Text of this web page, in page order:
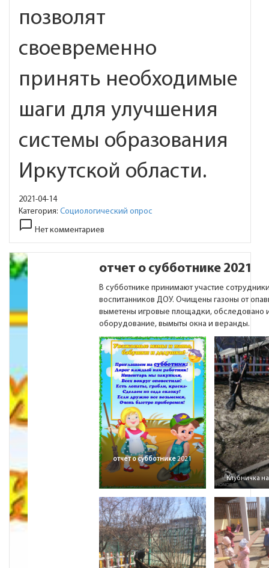
позволят
своевременно
принять необходимые
шаги для улучшения
системы образования
Иркутской области.
2021-04-14
Категория: Социологический опрос
chat_bubble_outline Нет комментариев
отчет о субботнике 2021
В субботнике принимают участие
воспитанников ДОУ. Очищены газоны от
выметены игровые площадки, обследовано
оборудование, вымыты окна и веранды.
отчет о субботнике2021
Клубничка